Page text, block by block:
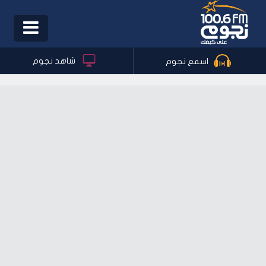
Toggle
اسمع نجوم شاهد نجوم